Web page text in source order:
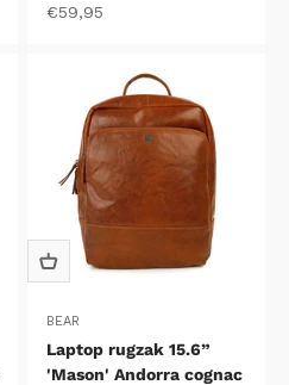
Aanbiedingsprijs
€59,95
BEAR
Laptop rugzak 15.6”
'Mason' Andorra cognac